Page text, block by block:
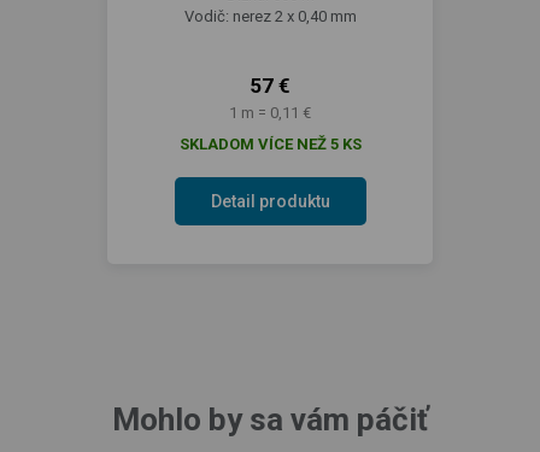
Vodič: nerez 2 x 0,40 mm
57 €
1 m = 0,11 €
SKLADOM VÍCE NEŽ 5 KS
Detail produktu
Mohlo by sa vám páčiť